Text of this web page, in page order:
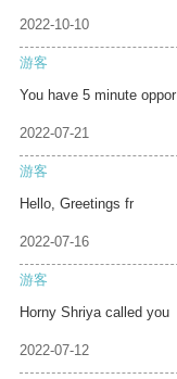
2022-10-10
游客
You have 5 minute oppor
2022-07-21
游客
Hello, Greetings fr
2022-07-16
游客
Horny Shriya called you
2022-07-12